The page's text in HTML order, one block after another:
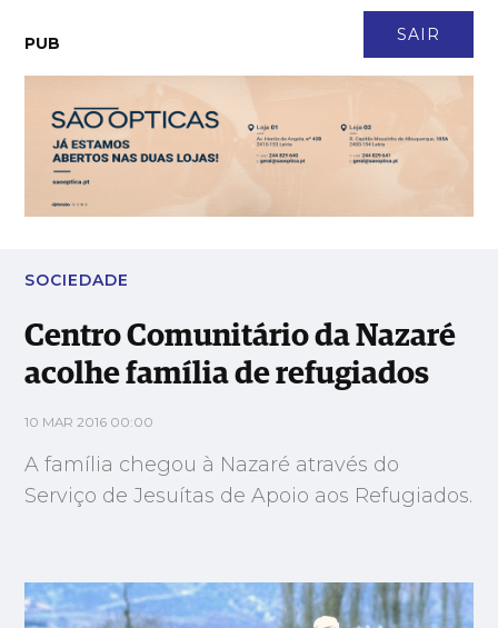
SAIR
PUB
Centro Comunitário da Nazaré acolhe família de refugiados
SOCIEDADE
Centro Comunitário da Nazaré
acolhe família de refugiados
10 MAR 2016 00:00
A família chegou à Nazaré através do
Serviço de Jesuítas de Apoio aos Refugiados.